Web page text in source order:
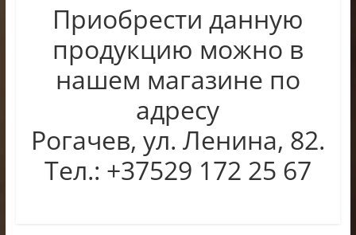
Приобрести данную
продукцию можно в
нашем магазине по
адресу
Рогачев, ул. Ленина, 82.
Тел.: +37529 172 25 67